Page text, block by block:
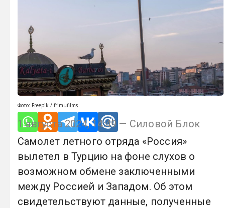
Фото: Freepik / frimufilms
1 августа 2024, 14:49 — Силовой Блок
Самолет летного отряда «Россия»
вылетел в Турцию на фоне слухов о
возможном обмене заключенными
между Россией и Западом. Об этом
свидетельствуют данные, полученные